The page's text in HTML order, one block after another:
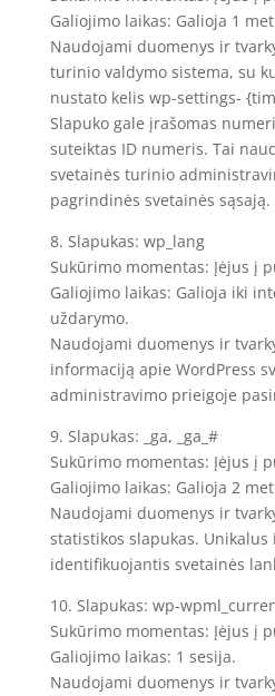
Galiojimo laikas: Galioja 1
Naudojami duomenys ir
turinio valdymo sistema, su
nustato kelis wp-settings-
Slapuko gale įrašomas
suteiktas ID numeris. Tai
svetainės turinio
pagrindinės svetainės sąsają.
8. Slapukas: wp_lang
Sukūrimo momentas: Įėjus į
Galiojimo laikas: Galioja iki
uždarymo.
Naudojami duomenys ir
informaciją apie WordPress
administravimo prieigoje
9. Slapukas: _ga, _ga_#
Sukūrimo momentas: Įėjus į
Galiojimo laikas: Galioja 2
Naudojami duomenys ir
statistikos slapukas.
identifikuojantis svetainės
10. Slapukas: wp-
Sukūrimo momentas: Įėjus į
Galiojimo laikas: 1 sesija.
Naudojami duomenys ir